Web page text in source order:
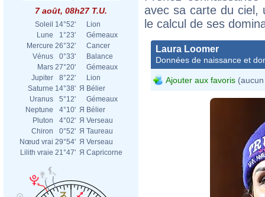
7 août, 08h27 T.U.
Soleil 14°52'
Lion
Lune
1°23'
Gémeaux
Mercure 26°32'
Cancer
Vénus
0°33'
Balance
Mars 27°20'
Gémeaux
Jupiter
8°22'
Lion
Saturne 14°38' Я Bélier
Uranus
5°12'
Gémeaux
Neptune
4°10' Я Bélier
Pluton
4°02' Я Verseau
Chiron
0°52' Я Taureau
Nœud vrai 29°54' Я Verseau
Lilith vraie 21°47' Я Capricorne
avec sa carte du ciel,
le calcul de ses
Laura Loomer
Données de naissance et
Ajouter aux favoris